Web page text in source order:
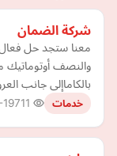
شركة الضمان
معنا ستجد حل فعال
والنصف أوتوماتيك
بالكاماإلى جانب
خدمات